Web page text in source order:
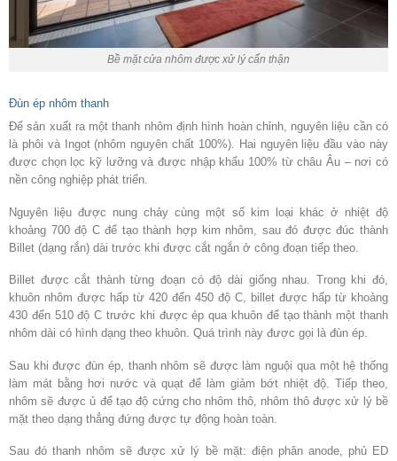
Bề mặt cửa nhôm được xử lý cẩn thận
Đùn ép nhôm thanh
Để sản xuất ra một thanh nhôm định hình hoàn chỉnh, nguyên liệu cần có
là phôi và Ingot (nhôm nguyên chất 100%). Hai nguyên liệu đầu vào này
được chọn lọc kỹ lưỡng và được nhập khẩu 100% từ châu Âu – nơi có
nền công nghiệp phát triển.
Nguyên liệu được nung chảy cùng một số kim loại khác ở nhiệt độ
khoảng 700 độ C để tạo thành hợp kim nhôm, sau đó được đúc thành
Billet (dạng rắn) dài trước khi được cắt ngắn ở công đoạn tiếp theo.
Billet được cắt thành từng đoạn có độ dài giống nhau. Trong khi đó,
khuôn nhôm được hấp từ 420 đến 450 độ C, billet được hấp từ khoảng
430 đến 510 độ C trước khi được ép qua khuôn để tạo thành một thanh
nhôm dài có hình dạng theo khuôn. Quá trình này được gọi là đùn ép.
Sau khi được đùn ép, thanh nhôm sẽ được làm nguội qua một hệ thống
làm mát bằng hơi nước và quạt để làm giảm bớt nhiệt độ. Tiếp theo,
nhôm sẽ được ủ để tạo độ cứng cho nhôm thô, nhôm thô được xử lý bề
mặt theo dạng thẳng đứng được tự động hoàn toàn.
Sau đó thanh nhôm sẽ được xử lý bề mặt: điện phân anode, phủ ED